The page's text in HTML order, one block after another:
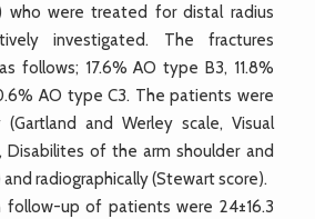
who were treated for distal radius
investigated. The fractures
follows; 17.6% AO type B3, 11.8%
AO type C3. The patients were
(Gartland and Werley scale, Visual
Disabilites of the arm shoulder and
and radiographically (Stewart score).
follow-up of patients were 24±16.3